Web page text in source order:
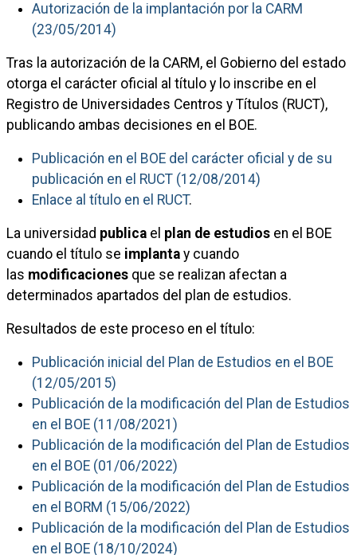
Autorización de la implantación por la CARM
(23/05/2014)
Tras la autorización de la CARM, el Gobierno del estado
otorga el carácter oficial al título y lo inscribe en el
Registro de Universidades Centros y Títulos (RUCT),
publicando ambas decisiones en el BOE.
Publicación en el BOE del carácter oficial y de su
publicación en el RUCT (12/08/2014)
Enlace al título en el RUCT.
La universidad publica el plan de estudios en el BOE
cuando el título se implanta y cuando
las modificaciones que se realizan afectan a
determinados apartados del plan de estudios.
Resultados de este proceso en el título:
Publicación inicial del Plan de Estudios en el BOE
(12/05/2015)
Publicación de la modificación del Plan de Estudios
en el BOE (11/08/2021)
Publicación de la modificación del Plan de Estudios
en el BOE (01/06/2022)
Publicación de la modificación del Plan de Estudios
en el BORM (15/06/2022)
Publicación de la modificación del Plan de Estudios
en el BOE (18/10/2024)